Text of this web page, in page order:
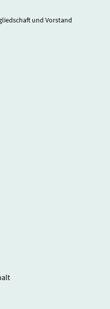
und Vorstand